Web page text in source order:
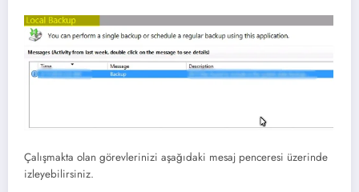
Çalışmakta olan görevlerinizi aşağıdaki mesaj penceresi üzerinde
izleyebilirsiniz.